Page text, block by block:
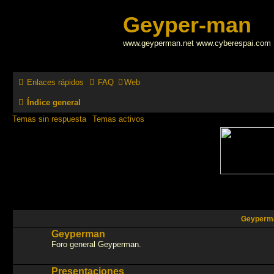
Geyper-man
www.geyperman.net www.cyberespai.com
Enlaces rápidos FAQ Web
Índice general
Temas sin respuesta
Temas activos
Geyperman
Foro general Geyperman.
Presentaciones